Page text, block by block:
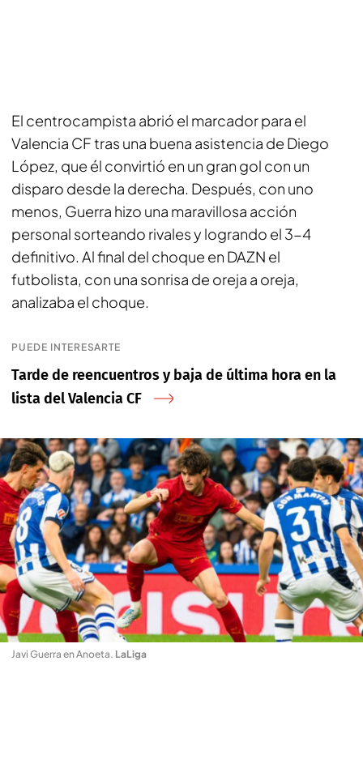
El centrocampista abrió el marcador para el
Valencia CF tras una buena asistencia de Diego
López, que él convirtió en un gran gol con un
disparo desde la derecha. Después, con uno
menos, Guerra hizo una maravillosa acción
personal sorteando rivales y logrando el 3-4
definitivo. Al final del choque en DAZN el
futbolista, con una sonrisa de oreja a oreja,
analizaba el choque.
PUEDE INTERESARTE
Tarde de reencuentros y baja de última hora en la
lista del Valencia CF
Javi Guerra en Anoeta. LaLiga